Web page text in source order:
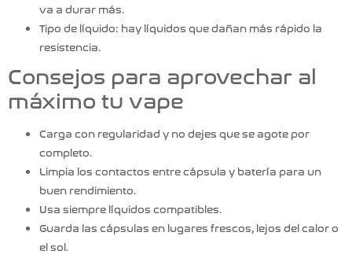
va a durar más.
Tipo de líquido: hay líquidos que dañan más rápido la
resistencia.
Consejos para aprovechar al
máximo tu vape
Carga con regularidad y no dejes que se agote por
completo.
Limpia los contactos entre cápsula y batería para un
buen rendimiento.
Usa siempre líquidos compatibles.
Guarda las cápsulas en lugares frescos, lejos del calor o
el sol.